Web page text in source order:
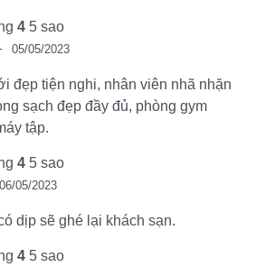
4 5 sao
05/05/2023
đẹp tiện nghi, nhân viên nhã nhặn
sạch đẹp đầy đủ, phòng gym
tập.
4 5 sao
06/05/2023
dịp sẽ ghé lại khách sạn.
4 5 sao